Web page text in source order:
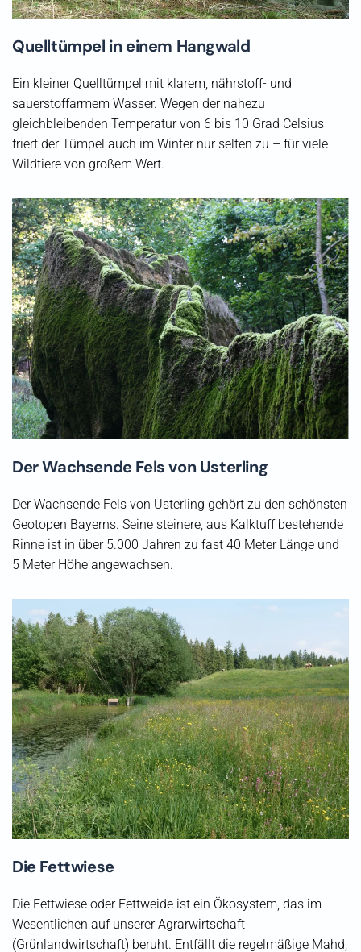
Quelltümpel in einem Hangwald
Ein kleiner Quelltümpel mit klarem, nährstoff- und
sauerstoffarmem Wasser. Wegen der nahezu
gleichbleibenden Temperatur von 6 bis 10 Grad Celsius
friert der Tümpel auch im Winter nur selten zu – für viele
Wildtiere von großem Wert.
Der Wachsende Fels von Usterling
Der Wachsende Fels von Usterling gehört zu den schönsten
Geotopen Bayerns. Seine steinere, aus Kalktuff bestehende
Rinne ist in über 5.000 Jahren zu fast 40 Meter Länge und
5 Meter Höhe angewachsen.
Die Fettwiese
Die Fettwiese oder Fettweide ist ein Ökosystem, das im
Wesentlichen auf unserer Agrarwirtschaft
(Grünlandwirtschaft) beruht. Entfällt die regelmäßige Mahd,